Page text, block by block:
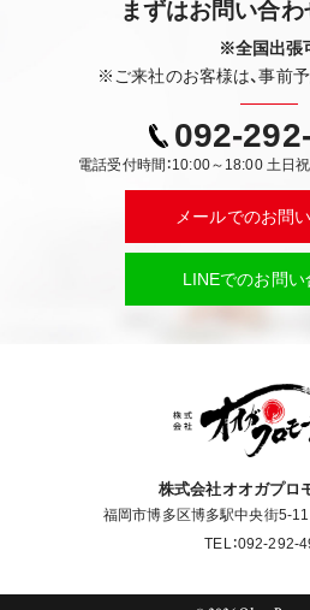
まずはお問い合
※全国出張
※ご来社のお客様は、事前予
092-
電話受付時間：10:00～18:00 土日
メールでのお問
LINEでのお問
株式会社オオガプロ
福岡市博多区博多駅中央街5-
TEL：092-292-